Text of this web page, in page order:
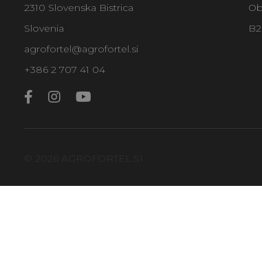
2310 Slovenska Bistrica
Slovenia
agrofortel@agrofortel.si
+386 2 707 41 04